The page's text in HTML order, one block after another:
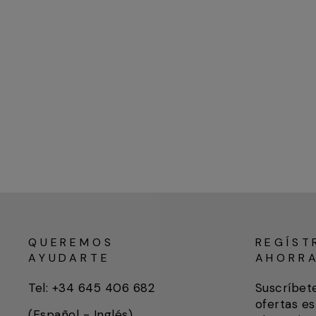
QUEREMOS
AYUDARTE
Tel: +34 645 406 682
ofertas